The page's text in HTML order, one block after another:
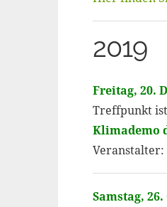
2019
Freitag, 20.
Treffpunkt ist
Klimademo
Veranstalter:
Samstag,